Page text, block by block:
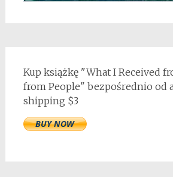
Kup książkę "What I Received
from People" bezpośrednio od
shipping $3